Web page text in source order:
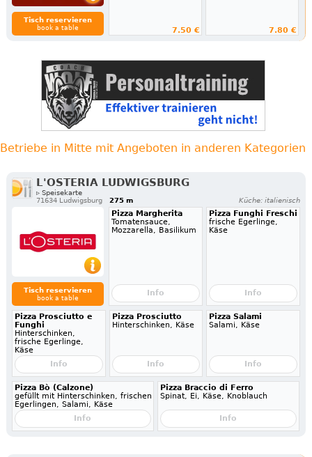
Tisch reservieren
book a table 7.50 € 7.80 €
Betriebe in Mitte mit Angeboten in anderen Kategorien
L'OSTERIA LUDWIGSBURG
▹ Speisekarte
71634 Ludwigsburg
275 m Küche: italienisch
Tisch reservieren
book a table
Pizza Margherita
Tomatensauce,
Mozzarella, Basilikum
Info
Pizza Funghi Freschi
frische Egerlinge,
Käse
Info
Pizza Prosciutto e
Funghi
Hinterschinken,
frische Egerlinge,
Käse
Info
Pizza Prosciutto
Hinterschinken, Käse
Info
Pizza Salami
Salami, Käse
Info
Pizza Bò (Calzone)
gefüllt mit Hinterschinken, frischen
Egerlingen, Salami, Käse
Info
Pizza Braccio di Ferro
Spinat, Ei, Käse, Knoblauch
Info